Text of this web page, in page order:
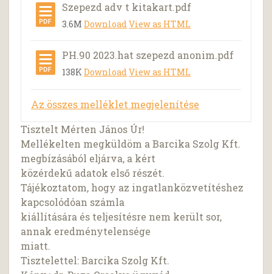
Szepezd adv t kitakart.pdf
3.6MDownloadView as HTML
PH.90 2023.hat szepezd anonim.pdf
138KDownloadView as HTML
Az összes melléklet megjelenítése
Tisztelt Mérten János Úr!
Mellékelten megküldöm a Barcika Szolg Kft.
megbízásából eljárva, a kért
közérdekű adatok első részét.
Tájékoztatom, hogy az ingatlanközvetítéshez
kapcsolódóan számla
kiállítására és teljesítésre nem került sor,
annak eredménytelensége
miatt.
Tisztelettel: Barcika Szolg Kft.